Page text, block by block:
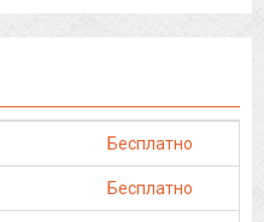
Бесплатно
Бесплатно